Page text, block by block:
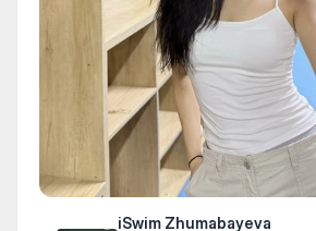
iSwim Zhumabayeva